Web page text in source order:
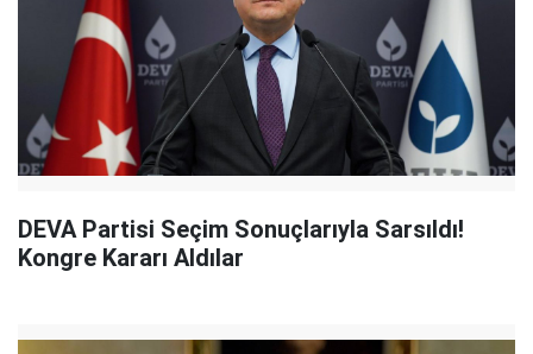
DEVA Partisi Seçim Sonuçlarıyla Sarsıldı!
Kongre Kararı Aldılar